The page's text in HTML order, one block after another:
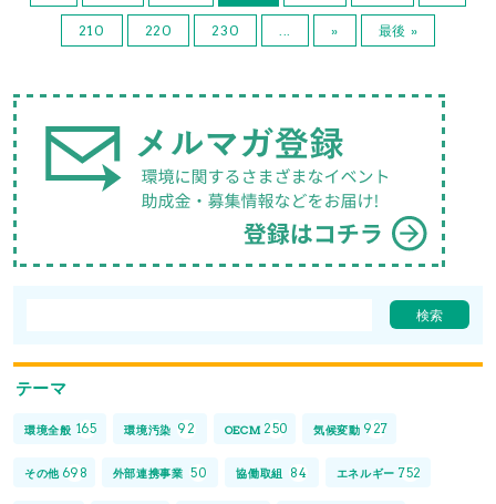
210 220 230 » 最後 »
テーマ
環境全般 165 環境汚染 92 OECM 250 気候変動 927
その他 698 外部連携事業 50 協働取組 84 エネルギー 752